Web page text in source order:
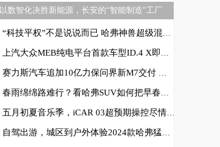
以数智化决胜新能源，长安的“智能制造”工厂
“科技平权”不是说说而已 哈弗神兽超级混动DHT如何傲视同级
上汽大众MEB纯电平台首款车型ID.4 X即将上市
赛力斯汽车追加10亿力保问界新M7交付 余承东现身智慧工厂
春雨绵绵路难行？看哈弗SUV如何把早春出行玩成流量密码！
五月初夏音乐季，iCAR 03超预期操控尽情“野”，嗨够LIVE现场
自驾出游，城区到户外体验2024款哈弗猛龙硬核实力